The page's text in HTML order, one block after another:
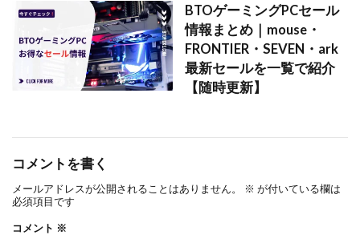
BTOゲーミングPCセール
情報まとめ｜mouse・
FRONTIER・SEVEN・ark
最新セールを一覧で紹介
【随時更新】
コメントを書く
メールアドレスが公開されることはありません。 ※ が付いている欄は
必須項目です
コメント ※